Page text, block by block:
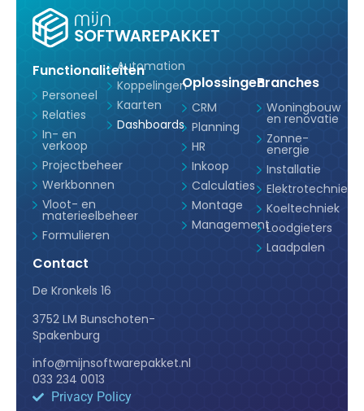
Functionaliteiten
Personeel
Relaties
In- en
verkoop
Projectbeheer
Werkbonnen
Vloot- en
materieelbeheer
Formulieren
Automation
Koppelingen
Kaarten
Dashboards
Oplossingen
CRM
Planning
HR
Inkoop
Calculaties
Montage
Management
Branches
Woningbouw
en renovatie
Zonne-
energie
Installatie
Elektrotechniek
Koeltechniek
Loodgieters
Laadpalen
Contact
De Kronkels 16
3752 LM Bunschoten-
Spakenburg
info@mijnsoftwarepakket.nl
033 234 0013
Privacy Policy